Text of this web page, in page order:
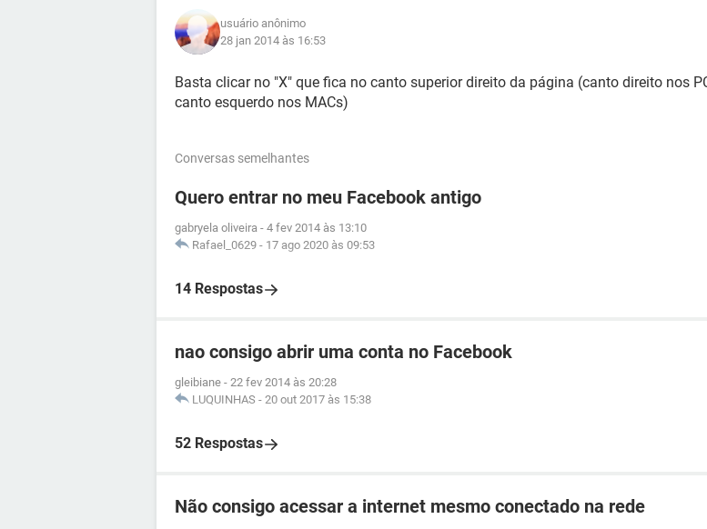
usuário anônimo
28 jan 2014 às 16:53
Basta clicar no "X" que fica no canto superior direito da página (canto direito nos
canto esquerdo nos MACs)
Conversas semelhantes
Quero entrar no meu Facebook antigo
gabryela oliveira - 4 fev 2014 às 13:10
Rafael_0629 - 17 ago 2020 às 09:53
14 Respostas
nao consigo abrir uma conta no Facebook
gleibiane - 22 fev 2014 às 20:28
LUQUINHAS - 20 out 2017 às 15:38
52 Respostas
Não consigo acessar a internet mesmo conectado na rede